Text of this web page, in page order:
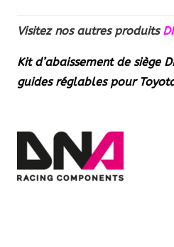
Visitez nos autres produits
Kit d’abaissement de siège
guides réglables pour